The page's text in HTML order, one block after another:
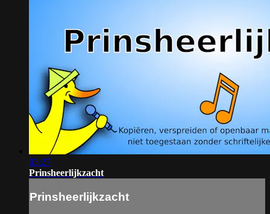
03:27
Prinsheerlijkzacht
Prinsheerlijkzacht